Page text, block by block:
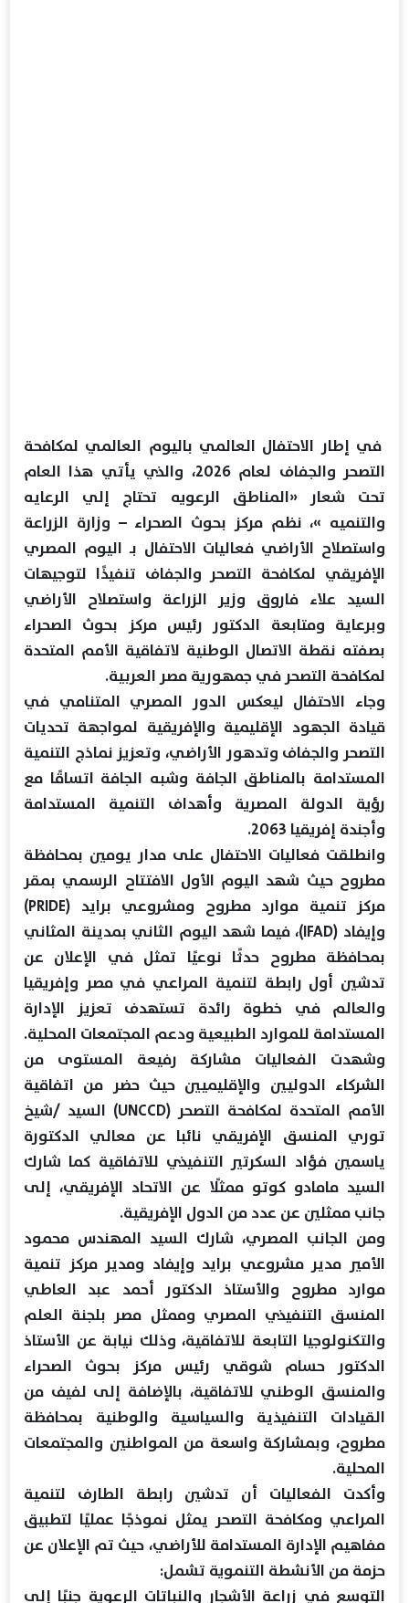
في إطار الاحتفال العالمي باليوم العالمي لمكافحة
التصحر والجفاف لعام 2026، والذي يأتي هذا العام
تحت شعار «المناطق الرعويه تحتاج إلي الرعايه
والتنميه »، نظم مركز بحوث الصحراء – وزارة الزراعة
واستصلاح الأراضي فعاليات الاحتفال بـ اليوم المصري
الإفريقي لمكافحة التصحر والجفاف تنفيذًا لتوجيهات
السيد علاء فاروق وزير الزراعة واستصلاح الأراضي
وبرعاية ومتابعة الدكتور رئيس مركز بحوث الصحراء
بصفته نقطة الاتصال الوطنية لاتفاقية الأمم المتحدة
لمكافحة التصحر في جمهورية مصر العربية.
وجاء الاحتفال ليعكس الدور المصري المتنامي في
قيادة الجهود الإقليمية والإفريقية لمواجهة تحديات
التصحر والجفاف وتدهور الأراضي، وتعزيز نماذج التنمية
المستدامة بالمناطق الجافة وشبه الجافة اتساقًا مع
رؤية الدولة المصرية وأهداف التنمية المستدامة
وأجندة إفريقيا 2063.
وانطلقت فعاليات الاحتفال على مدار يومين بمحافظة
مطروح حيث شهد اليوم الأول الافتتاح الرسمي بمقر
مركز تنمية موارد مطروح ومشروعي برايد (PRIDE)
وإيفاد (IFAD)، فيما شهد اليوم الثاني بمدينة المثاني
بمحافظة مطروح حدثًا نوعيًا تمثل في الإعلان عن
تدشين أول رابطة لتنمية المراعي في مصر وإفريقيا
والعالم في خطوة رائدة تستهدف تعزيز الإدارة
المستدامة للموارد الطبيعية ودعم المجتمعات المحلية.
وشهدت الفعاليات مشاركة رفيعة المستوى من
الشركاء الدوليين والإقليميين حيث حضر من اتفاقية
الأمم المتحدة لمكافحة التصحر (UNCCD) السيد /شيخ
توري المنسق الإفريقي نائبا عن معالي الدكتورة
ياسمين فؤاد السكرتير التنفيذي للاتفاقية كما شارك
السيد مامادو كوتو ممثلًا عن الاتحاد الإفريقي، إلى
جانب ممثلين عن عدد من الدول الإفريقية.
ومن الجانب المصري، شارك السيد المهندس محمود
الأمير مدير مشروعي برايد وإيفاد ومدير مركز تنمية
موارد مطروح والأستاذ الدكتور أحمد عبد العاطي
المنسق التنفيذي المصري وممثل مصر بلجنة العلم
والتكنولوجيا التابعة للاتفاقية، وذلك نيابة عن الأستاذ
الدكتور حسام شوقي رئيس مركز بحوث الصحراء
والمنسق الوطني للاتفاقية، بالإضافة إلى لفيف من
القيادات التنفيذية والسياسية والوطنية بمحافظة
مطروح، وبمشاركة واسعة من المواطنين والمجتمعات
المحلية.
وأكدت الفعاليات أن تدشين رابطة الطارف لتنمية
المراعي ومكافحة التصحر يمثل نموذجًا عمليًا لتطبيق
مفاهيم الإدارة المستدامة للأراضي، حيث تم الإعلان عن
حزمة من الأنشطة التنموية تشمل:
التوسع في زراعة الأشجار والنباتات الرعوية جنبًا إلى